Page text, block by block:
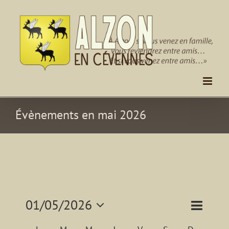
contenu
Évènements en mai 2026
par
de
Mois
01/05/2026
Sélectionnez